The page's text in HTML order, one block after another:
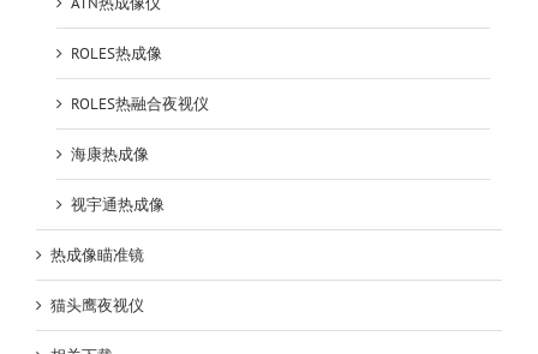
ROLES热成像
ROLES热融合夜视仪
海康热成像
视宇通热成像
热成像瞄准镜
猫头鹰夜视仪